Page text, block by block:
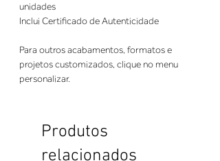
unidades
Inclui Certificado de Autenticidade
Para outros acabamentos, formatos e
projetos customizados, clique no menu
personalizar.
Produtos
relacionados